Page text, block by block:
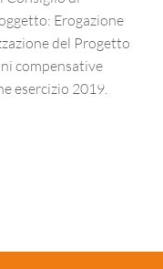
Erogazione
del Progetto
compensative
esercizio 2019.